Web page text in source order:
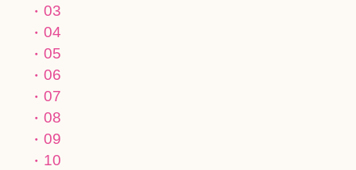
03
04
05
06
07
08
09
10